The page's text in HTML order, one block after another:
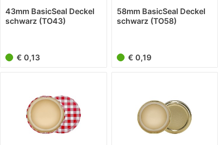
43mm BasicSeal Deckel
schwarz (TO43)
€ 0,13
58mm BasicSeal Deckel
schwarz (TO58)
€ 0,19